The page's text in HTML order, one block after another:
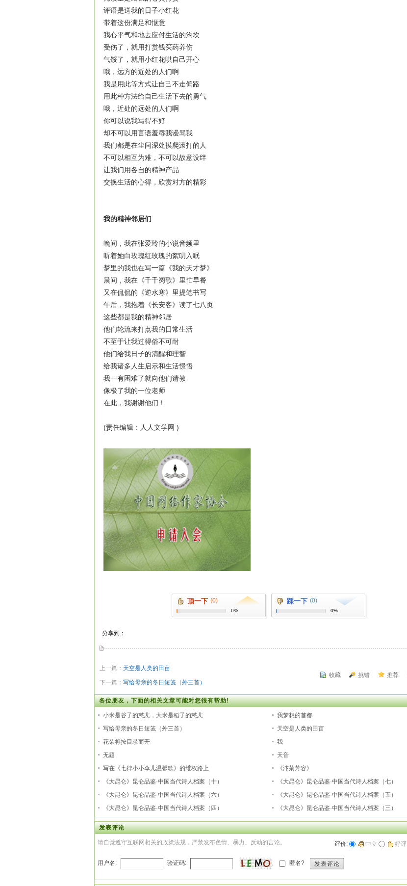
评语是送我的日子小红花
带着这份满足和惬意
我心平气和地去应付生活的沟坎
受伤了，就用打赏钱买药养伤
气馁了，就用小红花哄自己开心
哦，远方的近处的人们啊
我是用此等方式让自己不走偏路
用此种方法给自己生活下去的勇气
哦，近处的远处的人们啊
你可以说我写得不好
却不可以用言语羞辱我谩骂我
我们都是在尘间深处摸爬滚打的人
不可以相互为难，不可以故意设绊
让我们用各自的精神产品
交换生活的心得，欣赏对方的精彩
我的精神邻居们
晚间，我在张爱玲的小说音频里
听着她白玫瑰红玫瑰的絮叨入眠
梦里的我也在写一篇《我的天才梦》
晨间，我在《千千阕歌》里忙早餐
又在侃侃的《逆水寒》里提笔书写
午后，我抱着《长安客》读了七八页
这些都是我的精神邻居
他们轮流来打点我的日常生活
不至于让我过得俗不可耐
他们给我日子的清醒和理智
给我诸多人生启示和生活憬悟
我一有困难了就向他们请教
像极了我的一位老师
在此，我谢谢他们！
(责任编辑：人人文学网 )
顶一下 (0)
0%
踩一下 (0)
0%
分享到：
上一篇： 天空是人类的田亩
下一篇： 写给母亲的冬日短笺（外三首）
收藏 挑错 推荐
各位朋友，下面的相关文章可能对您很有帮助!
小米是谷子的慈悲，大米是稻子的慈悲
我梦想的首都
写给母亲的冬日短笺（外三首）
天空是人类的田亩
花朵将按目录而开
我
无题
天音
写在《七律小小伞儿温馨歌》的维权路上
《汴菊芳容》
《大昆仑》昆仑品鉴·中国当代诗人档案（十）
《大昆仑》昆仑品鉴·中国当代诗人档案（七）
《大昆仑》昆仑品鉴·中国当代诗人档案（六）
《大昆仑》昆仑品鉴·中国当代诗人档案（五）
《大昆仑》昆仑品鉴·中国当代诗人档案（四）
《大昆仑》昆仑品鉴·中国当代诗人档案（三）
发表评论
请自觉遵守互联网相关的政策法规，严禁发布色情、暴力、反动的言论。 评价: 中立 好评
用户名: 验证码: 匿名? 发表评论